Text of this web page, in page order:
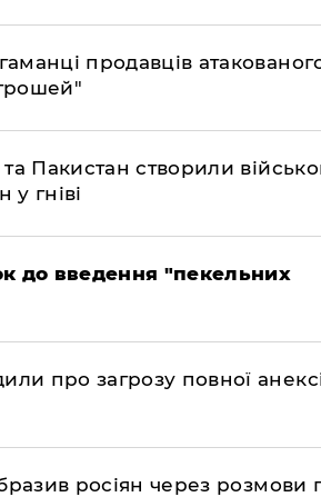
продавців
Пакистан створили
гніві
до введення "пекельних
про загрозу повної
росіян через розмови